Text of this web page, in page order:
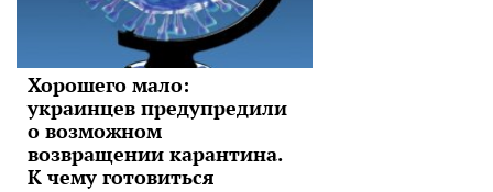
Хорошего мало:
украинцев предупредили
о возможном
возвращении карантина.
К чему готовиться